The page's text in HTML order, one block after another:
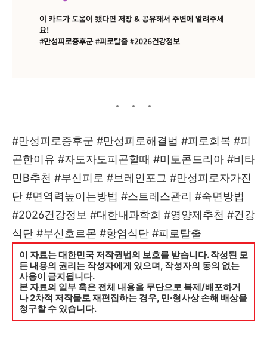
#만성피로증후군 #만성피로해결법 #피로회복 #피
곤한이유 #자도자도피곤할때 #미토콘드리아 #비타
민B추천 #부신피로 #브레인포그 #만성피로자가진
단 #면역력높이는방법 #스트레스관리 #숙면방법
#2026건강정보 #대한내과학회 #영양제추천 #건강
식단 #부신호르몬 #항염식단 #피로탈출
이 자료는 대한민국 저작권법의 보호를 받습니다. 작성된 모
든 내용의 권리는 작성자에게 있으며, 작성자의 동의 없는
사용이 금지됩니다.
본 자료의 일부 혹은 전체 내용을 무단으로 복제/배포하거
나 2차적 저작물로 재편집하는 경우, 민·형사상 손해 배상을
청구할 수 있습니다.